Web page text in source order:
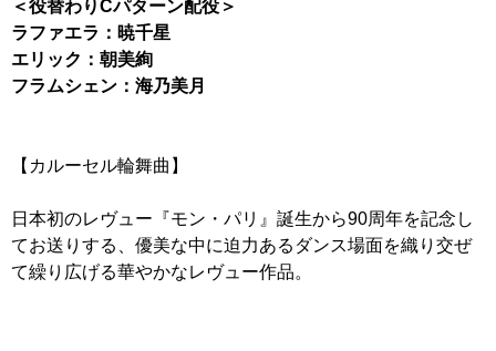
＜役替わりCパターン配役＞
ラファエラ：暁千星
エリック：朝美絢
フラムシェン：海乃美月
【カルーセル輪舞曲】
日本初のレヴュー『モン・パリ』誕生から90周年を記念し
てお送りする、優美な中に迫力あるダンス場面を織り交ぜ
て繰り広げる華やかなレヴュー作品。